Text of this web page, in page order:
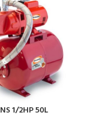
1/2HP 50L